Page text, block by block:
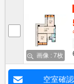
画像 : 7枚
空室確認